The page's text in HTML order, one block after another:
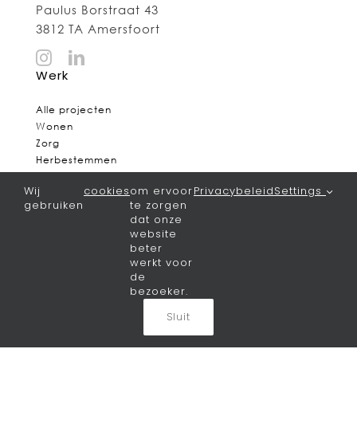
Paulus Borstraat 43
3812 TA Amersfoort
Werk
Alle projecten
Wonen
Zorg
Herbestemmen
Sport & recreatie
Verduurzamen
Het laatste nieuws
Visie
Wij
gebruiken
cookiesom ervoor
te zorgen
dat onze
website
beter
werkt voor
de
bezoeker.
PrivacybeleidSettings
Sluit